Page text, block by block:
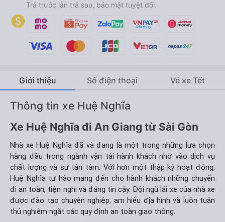
Trả trước lẫn trả sau, bảo mật tuyệt đối.
Giới thiệu Số điện thoại Vé xe Tết
Thông tin xe Huệ Nghĩa
Xe Huệ Nghĩa đi An Giang từ Sài Gòn
Nhà xe Huệ Nghĩa đã và đang là một trong những lựa chọn
hàng đầu trong ngành vận tải hành khách nhờ vào dịch vụ
chất lượng và sự tận tâm. Với hơn một thập kỷ hoạt động,
Huệ Nghĩa tự hào mang đến cho hành khách những chuyến
đi an toàn, tiện nghi và đáng tin cậy. Đội ngũ lái xe của nhà xe
được đào tạo chuyên nghiệp, am hiểu địa hình và luôn tuân
thủ nghiêm ngặt các quy định an toàn giao thông.